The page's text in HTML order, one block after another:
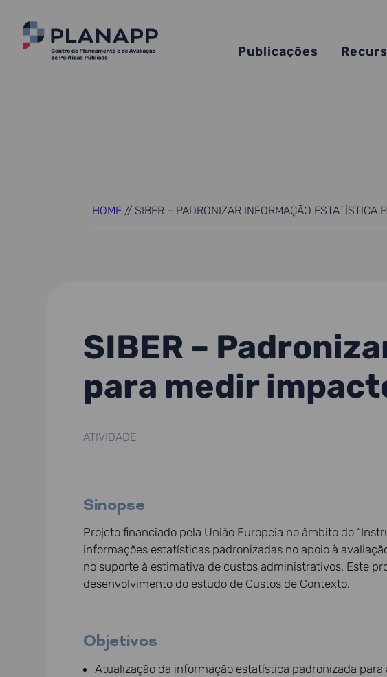
Publicações
HOME // SIBER – PADRONIZAR INFORMAÇÃO ESTATÍSTICA
SIBER –
para medir
ATIVIDADE
Sinopse
Projeto financiado pela União Europeia no âmbito do
informações estatísticas padronizadas no apoio à
no suporte à estimativa de custos administrativos. Este
desenvolvimento do estudo de Custos de Contexto.
Objetivos
Atualização da informação estatística padronizada